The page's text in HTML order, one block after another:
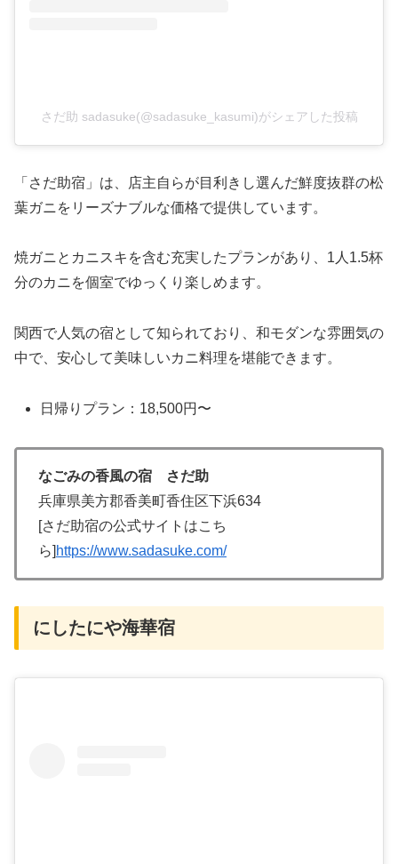
さだ助 sadasuke(@sadasuke_kasumi)がシェアした投稿
「さだ助宿」は、店主自らが目利きし選んだ鮮度抜群の松
葉ガニをリーズナブルな価格で提供しています。
焼ガニとカニスキを含む充実したプランがあり、1人1.5杯
分のカニを個室でゆっくり楽しめます。
関西で人気の宿として知られており、和モダンな雰囲気の
中で、安心して美味しいカニ料理を堪能できます。
日帰りプラン：18,500円〜
なごみの香風の宿 さだ助
兵庫県美方郡香美町香住区下浜634
[さだ助宿の公式サイトはこち
ら] https://www.sadasuke.com/
にしたにや海華宿